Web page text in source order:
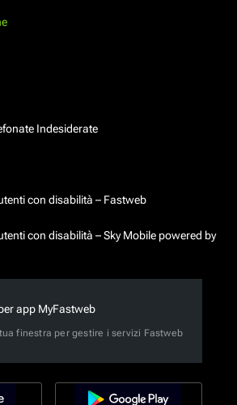
Indesiderate
con disabilità – Fastweb
con disabilità – Sky Mobile powered by
app MyFastweb
finestra per gestire i servizi Fastweb